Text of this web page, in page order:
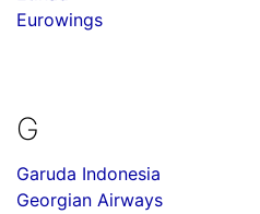
Eurowings
G
Garuda Indonesia
Georgian Airways